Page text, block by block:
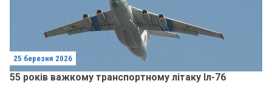
25 березня 2026
55 років важкому транспортному літаку Іл-76